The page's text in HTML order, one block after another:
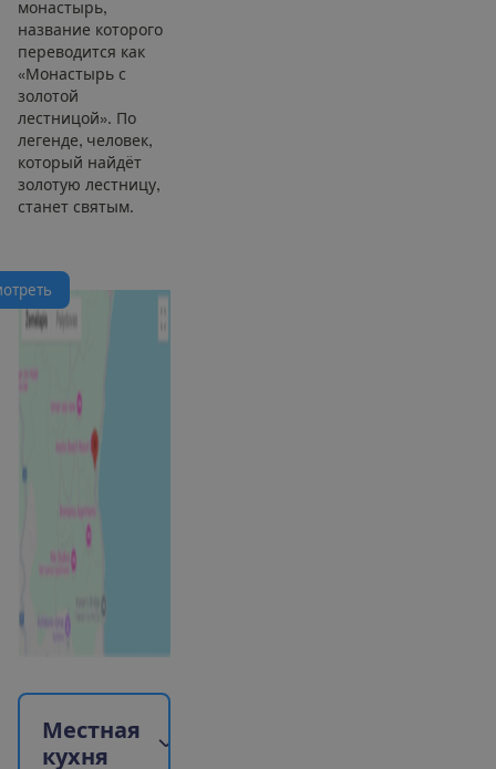
монастырь,
название которого
переводится как
«Монастырь с
золотой
лестницой». По
легенде, человек,
который найдёт
золотую лестницу,
станет святым.
отреть
Местная
кухня